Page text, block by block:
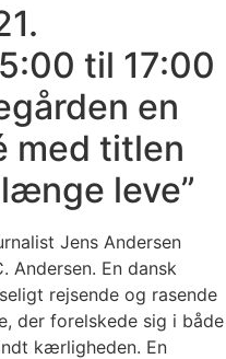
til 17:00
en
med titlen
leve”
Jens Andersen
En dansk
rejsende og rasende
der forelskede sig i både
kærligheden. En